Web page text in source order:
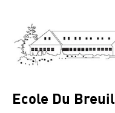
Ecole Du Breuil